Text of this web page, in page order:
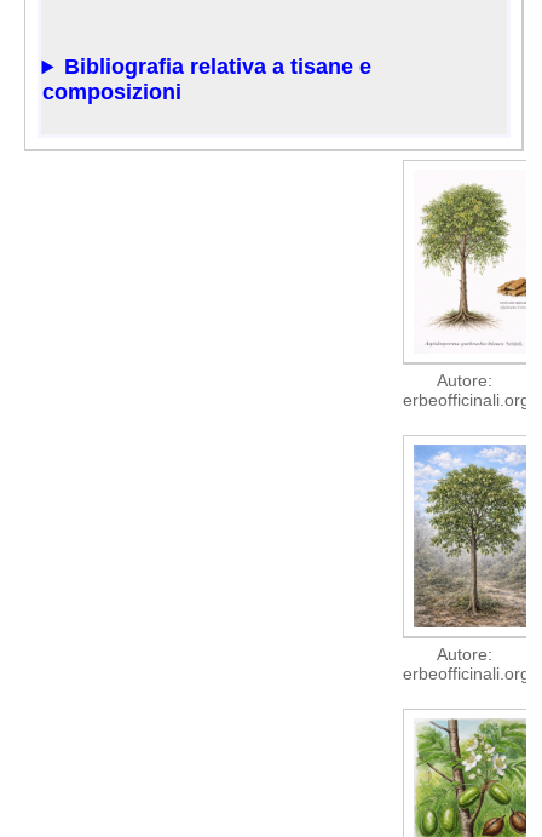
Bibliografia relativa a tisane e
composizioni
Autore:
erbeofficinali.org
Autore:
erbeofficinali.org